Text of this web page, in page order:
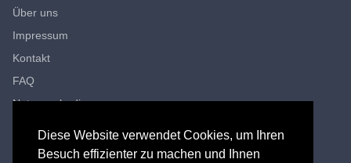
Diese Website verwendet Cookies, um Ihren
Besuch effizienter zu machen und Ihnen
Über uns
Impressum
Kontakt
FAQ
Nutzungsbedingungen